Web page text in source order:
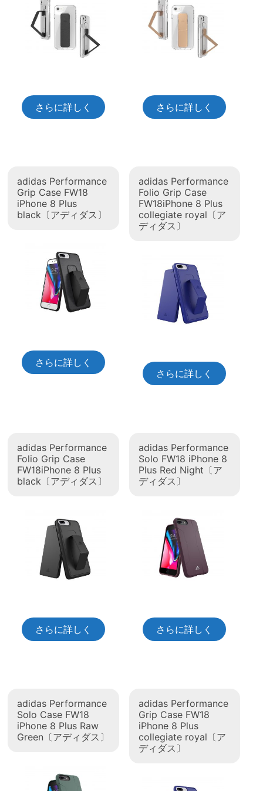
さらに詳しく さらに詳しく
adidas Performance
Grip Case FW18
iPhone 8 Plus
black〔アディダス〕
さらに詳しく
adidas Performance
Folio Grip Case
FW18iPhone 8 Plus
collegiate royal〔ア
ディダス〕
さらに詳しく
adidas Performance
Folio Grip Case
FW18iPhone 8 Plus
black〔アディダス〕
さらに詳しく
adidas Performance
Solo FW18 iPhone 8
Plus Red Night〔ア
ディダス〕
さらに詳しく
adidas Performance
Solo Case FW18
iPhone 8 Plus Raw
Green〔アディダス〕
adidas Performance
Grip Case FW18
iPhone 8 Plus
collegiate royal〔ア
ディダス〕